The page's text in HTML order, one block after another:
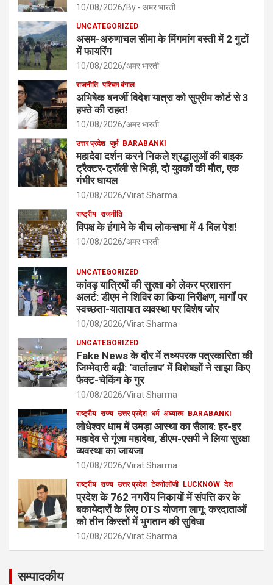
10/08/2026 By - अमर भारती
UNCATEGORIZED
असम-अरुणाचल सीमा के मिंगमांग बस्ती में 2 गुटों
में फायरिंग
10/08/2026 अमर भारती
राजनीति पश्चिम बंगाल
अभिषेक बनर्जी विदेश यात्रा को सुप्रीम कोर्ट से 3
हफ्ते की राहत!
10/08/2026 अमर भारती
उत्तर प्रदेश जुर्म BARABANKI
महादेवा दर्शन करने निकले श्रद्धालुओं की बाइक
ट्रैक्टर-ट्रॉली से भिड़ी, दो युवकों की मौत, एक
गंभीर घायल
10/08/2026 Virat Sharma
राष्ट्रीय राजनीति
विपक्ष के हंगामे के बीच लोकसभा में 4 बिल पेश!
10/08/2026 अमर भारती
UNCATEGORIZED
कांवड़ यात्रियों की सुरक्षा को लेकर प्रशासन
अलर्ट: डीएम ने शिविर का किया निरीक्षण, मार्गों पर
स्वच्छता-यातायात व्यवस्था पर विशेष जोर
10/08/2026 Virat Sharma
UNCATEGORIZED
Fake News के दौर में तथ्यपरक पत्रकारिता की
जिम्मेदारी बढ़ी: ‘वार्तालाप’ में विशेषज्ञों ने साझा किए
फैक्ट-चेकिंग के गुर
10/08/2026 Virat Sharma
राष्ट्रीय राज्य उत्तर प्रदेश धर्म अध्यात्म BARABANKI
लोधेश्वर धाम में उमड़ा आस्था का सैलाब: हर-हर
महादेव से गूंजा महादेवा, डीएम-एसपी ने लिया सुरक्षा
व्यवस्था का जायजा
10/08/2026 Virat Sharma
राष्ट्रीय राज्य उत्तर प्रदेश टेक्नोलॉजी LUCKNOW देश
प्रदेश के 762 नगरीय निकायों में संपत्ति कर के
बकायेदारों के लिए OTS योजना लागू: करदाताओं
को तीन किस्तों में भुगतान की सुविधा
10/08/2026 Virat Sharma
सम्पादकीय